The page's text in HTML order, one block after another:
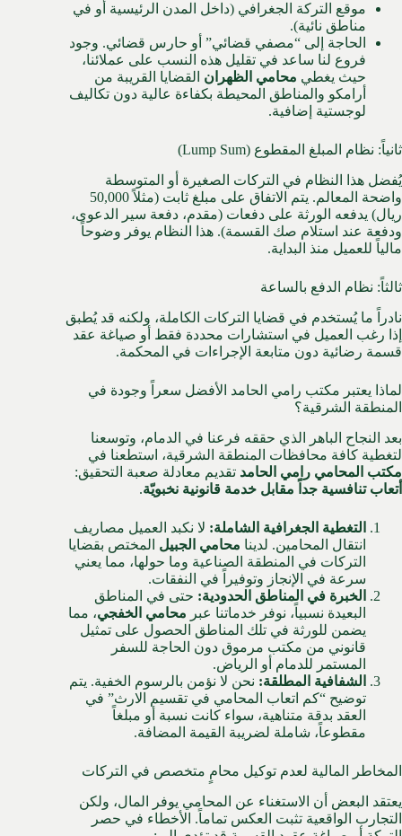
موقع التركة الجغرافي (داخل المدن الرئيسية أو في
مناطق نائية).
الحاجة إلى “مصفي قضائي” أو حارس قضائي. وجود
فروع لنا ساعد في تقليل هذه النسب على عملائنا،
حيث يغطي محامي الظهران القضايا القريبة من
أرامكو والمناطق المحيطة بكفاءة عالية دون تكاليف
لوجستية إضافية.
ثانياً: نظام المبلغ المقطوع (Lump Sum)
يُفضل هذا النظام في التركات الصغيرة أو المتوسطة
واضحة المعالم. يتم الاتفاق على مبلغ ثابت (مثلاً 50,000
ريال) يدفعه الورثة على دفعات (مقدم، دفعة سير الدعوى،
ودفعة عند استلام صك القسمة). هذا النظام يوفر وضوحاً
مالياً للعميل منذ البداية.
ثالثاً: نظام الدفع بالساعة
نادراً ما يُستخدم في قضايا التركات الكاملة، ولكنه قد يُطبق
إذا رغب العميل في استشارات محددة فقط أو صياغة عقد
قسمة رضائية دون متابعة الإجراءات في المحكمة.
لماذا يعتبر مكتب رامي الحامد الأفضل سعراً وجودة في
المنطقة الشرقية؟
بعد النجاح الباهر الذي حققه فرعنا في الدمام، وتوسعنا
لتغطية كافة محافظات المنطقة الشرقية، استطعنا في
مكتب المحامي رامي الحامد تقديم معادلة صعبة التحقيق:
أتعاب تنافسية جداً مقابل خدمة قانونية نخبويّة.
التغطية الجغرافية الشاملة: لا نكبد العميل مصاريف
انتقال المحامين. لدينا محامي الجبيل المختص بقضايا
التركات في المنطقة الصناعية وما حولها، مما يعني
سرعة في الإنجاز وتوفيراً في النفقات.
الخبرة في المناطق الحدودية: حتى في المناطق
البعيدة نسبياً، نوفر خدماتنا عبر محامي الخفجي، مما
يضمن للورثة في تلك المناطق الحصول على تمثيل
قانوني من مكتب مرموق دون الحاجة للسفر
المستمر للدمام أو الرياض.
الشفافية المطلقة: نحن لا نؤمن بالرسوم الخفية. يتم
توضيح “كم اتعاب المحامي في تقسيم الارث” في
العقد بدقة متناهية، سواء كانت نسبة أو مبلغاً
مقطوعاً، شاملة لضريبة القيمة المضافة.
المخاطر المالية لعدم توكيل محامٍ متخصص في التركات
يعتقد البعض أن الاستغناء عن المحامي يوفر المال، ولكن
التجارب الواقعية تثبت العكس تماماً. الأخطاء في حصر